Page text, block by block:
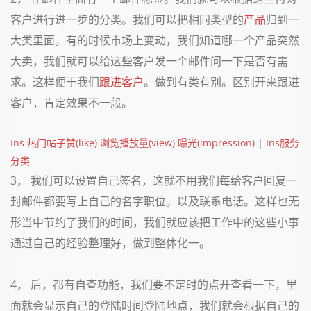
客户进行进一步的分类。我们可以把相同类型的产品归到一
大类里面。有的时候市场上变动，我们知道哪一个产品突然
大卖，我们就可以给这些客户发一个邮件问一下是否有需
求。这样便于我们跟进客户。做到有类有别。区别开来跟进
客户，肯定效果不一般。
Ins 热门帖子赞(like) 浏览播放量(view) 曝光(impression) | Ins服务
分类
3， 我们可以设置自己签名，这就不用我们每给客户回复一
封邮件都要写上自己的名字职位。以及联系电话。这样也无
形当中节约了我们的时间，我们就应该把工作中的这些小事
通过自己的经验整理好，做到整体化一。
4， 后，都有自查功能，我们要不定时的点开查看一下，里
面就会显示自己的登陆时间登陆地点，我们就会根据自己的